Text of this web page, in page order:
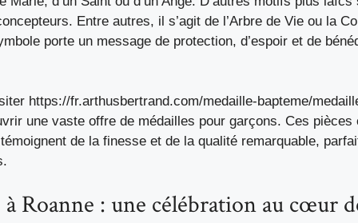
Entre autres, il s’agit de l’Arbre de Vie ou la
porte un message de protection, d’espoir et de
https://fr.arthusbertrand.com/medaille-bapteme/
une vaste offre de médailles pour garçons. Ces pièces
de la finesse et de la qualité remarquable,
à Roanne : une célébration au cœur